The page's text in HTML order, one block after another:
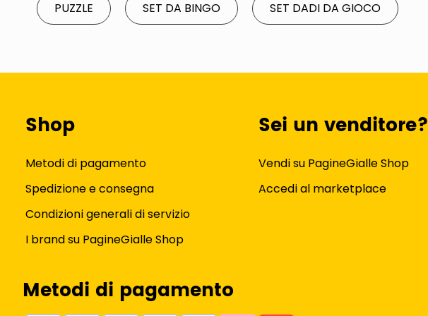
PUZZLE SET DA BINGO SET DADI DA GIOCO
Shop
Metodi di pagamento
Spedizione e consegna
Condizioni generali di servizio
I brand su PagineGialle Shop
Sei un venditore?
Vendi su PagineGialle Shop
Accedi al marketplace
Metodi di pagamento